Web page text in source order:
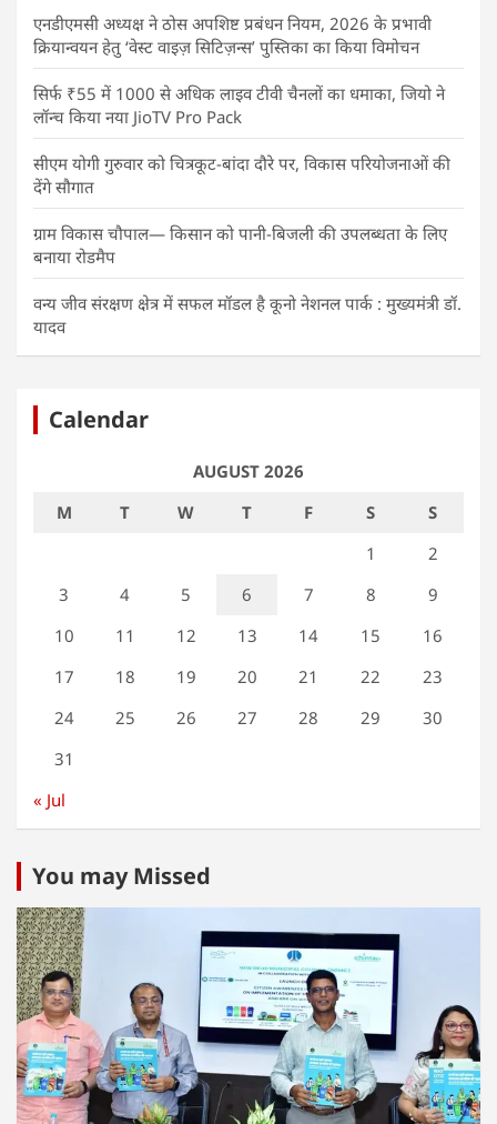
एनडीएमसी अध्यक्ष ने ठोस अपशिष्ट प्रबंधन नियम, 2026 के प्रभावी
क्रियान्वयन हेतु ‘वेस्ट वाइज़ सिटिज़न्स’ पुस्तिका का किया विमोचन
सिर्फ ₹55 में 1000 से अधिक लाइव टीवी चैनलों का धमाका, जियो ने
लॉन्च किया नया JioTV Pro Pack
सीएम योगी गुरुवार को चित्रकूट-बांदा दौरे पर, विकास परियोजनाओं की
देंगे सौगात
ग्राम विकास चौपाल— किसान को पानी-बिजली की उपलब्धता के लिए
बनाया रोडमैप
वन्य जीव संरक्षण क्षेत्र में सफल मॉडल है कूनो नेशनल पार्क : मुख्यमंत्री डॉ.
यादव
Calendar
AUGUST 2026
M
T W T F S
S
1
2
3
4 5 6 7 8
9
10
11 12 13 14 15
16
17
18 19 20 21 22
23
24
25 26 27 28 29
30
31
« Jul
You may Missed